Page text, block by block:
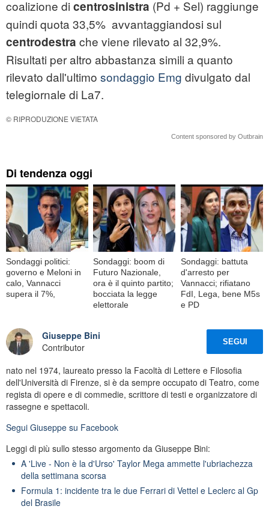
coalizione di centrosinistra (Pd + Sel) raggiunge
quindi quota 33,5% avvantaggiandosi sul
centrodestra che viene rilevato al 32,9%.
Risultati per altro abbastanza simili a quanto
rilevato dall'ultimo sondaggio Emg divulgato dal
telegiornale di La7.
© RIPRODUZIONE VIETATA
Content sponsored by Outbrain
Di tendenza oggi
Sondaggi politici:
governo e Meloni in
calo, Vannacci
supera il 7%,
Sondaggi: boom di
Futuro Nazionale,
ora è il quinto partito;
bocciata la legge
elettorale
Sondaggi: battuta
d'arresto per
Vannacci; rifiatano
FdI, Lega, bene M5s
e PD
Giuseppe Bini
Contributor
SEGUI
nato nel 1974, laureato presso la Facoltà di Lettere e Filosofia
dell'Università di Firenze, si è da sempre occupato di Teatro, come
regista di opere e di commedie, scrittore di testi e organizzatore di
rassegne e spettacoli.
Segui Giuseppe su Facebook
Leggi di più sullo stesso argomento da Giuseppe Bini:
A 'Live - Non è la d'Urso' Taylor Mega ammette l'ubriachezza
della settimana scorsa
Formula 1: incidente tra le due Ferrari di Vettel e Leclerc al Gp
del Brasile